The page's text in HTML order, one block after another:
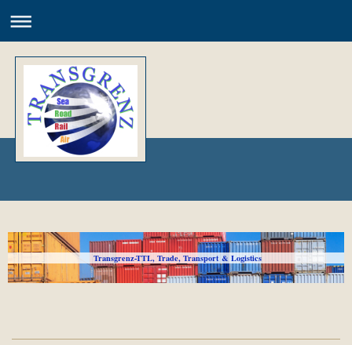
Transgrenz-TTL, Trade, Transport & Logistics